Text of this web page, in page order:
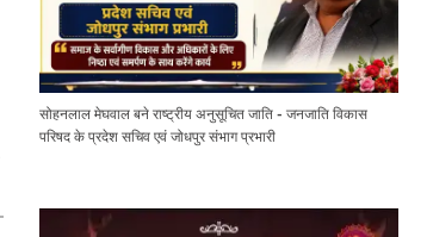
सोहनलाल मेघवाल बने राष्ट्रीय अनुसूचित जाति - जनजाति विकास
परिषद के प्रदेश सचिव एवं जोधपुर संभाग प्रभारी